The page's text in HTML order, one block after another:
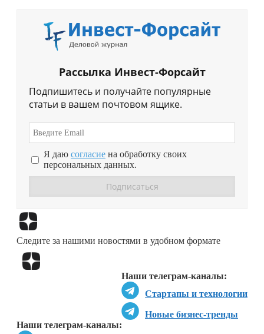
Рассылка Инвест-Форсайт
Подпишитесь и получайте популярные
статьи в вашем почтовом ящике.
Я даю согласие на обработку своих
персональных данных.
Следите за нашими новостями в удобном формате
Наши телеграм-каналы:
Стартапы и технологии
Новые бизнес-тренды
Наши телеграм-каналы: